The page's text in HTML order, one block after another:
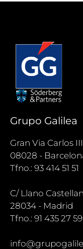
Grupo Galilea
Gran Via Carlos
08028 -
Tfno.: 93 414 51 51
C/ Llano
28034 - Madrid
Tfno.: 91 435 27 59